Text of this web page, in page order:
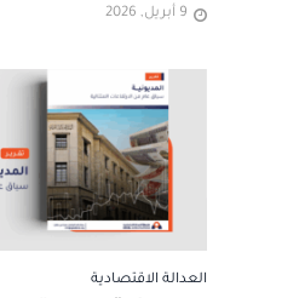
9 أبريل, 2026
العدالة الاقتصادية